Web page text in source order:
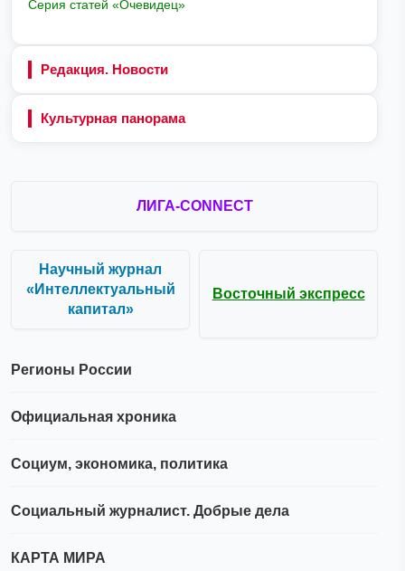
Серия статей «Очевидец»
Редакция. Новости
Культурная панорама
ЛИГА-CONNECT
Научный журнал
«Интеллектуальный
капитал»
Восточный экспресс
Регионы России
Официальная хроника
Социум, экономика, политика
Социальный журналист. Добрые дела
КАРТА МИРА